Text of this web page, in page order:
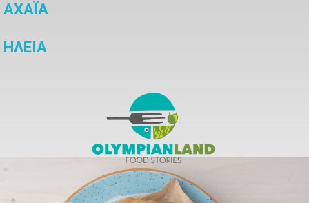
ΑΧΑΪΑ
ΗΛΕΙΑ
OlympianLand